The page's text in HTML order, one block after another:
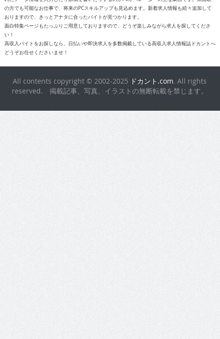
の方でも可能なお仕事で、将来のPCスキルアップも見込めます。新着求人情報も続々追加して
おりますので、きっとアナタに合ったバイトが見つかります。
面白特集ページもたっぷりご用意しておりますので、どうぞ楽しみながら求人を探してくださ
い！
高収入バイトをお探しなら、日払いや即決求人を多数掲載している高収入求人情報誌ドカントへ
どうぞお任せくださいませ！
All contents copyright © 2002-2025 ドカント.com. All rights
reserved. 掲載記事、写真、イラストの無断転載を禁じます。